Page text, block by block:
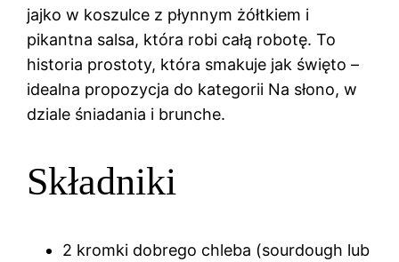
jajko w koszulce z płynnym żółtkiem i
pikantna salsa, która robi całą robotę. To
historia prostoty, która smakuje jak święto –
idealna propozycja do kategorii Na słono, w
dziale śniadania i brunche.
Składniki
2 kromki dobrego chleba (sourdough lub